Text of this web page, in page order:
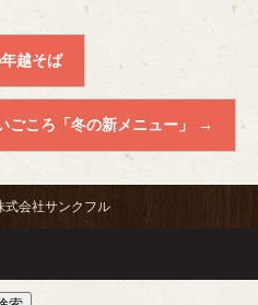
越そば
ごころ「冬の新メニュー」 →
式会社サンクフル